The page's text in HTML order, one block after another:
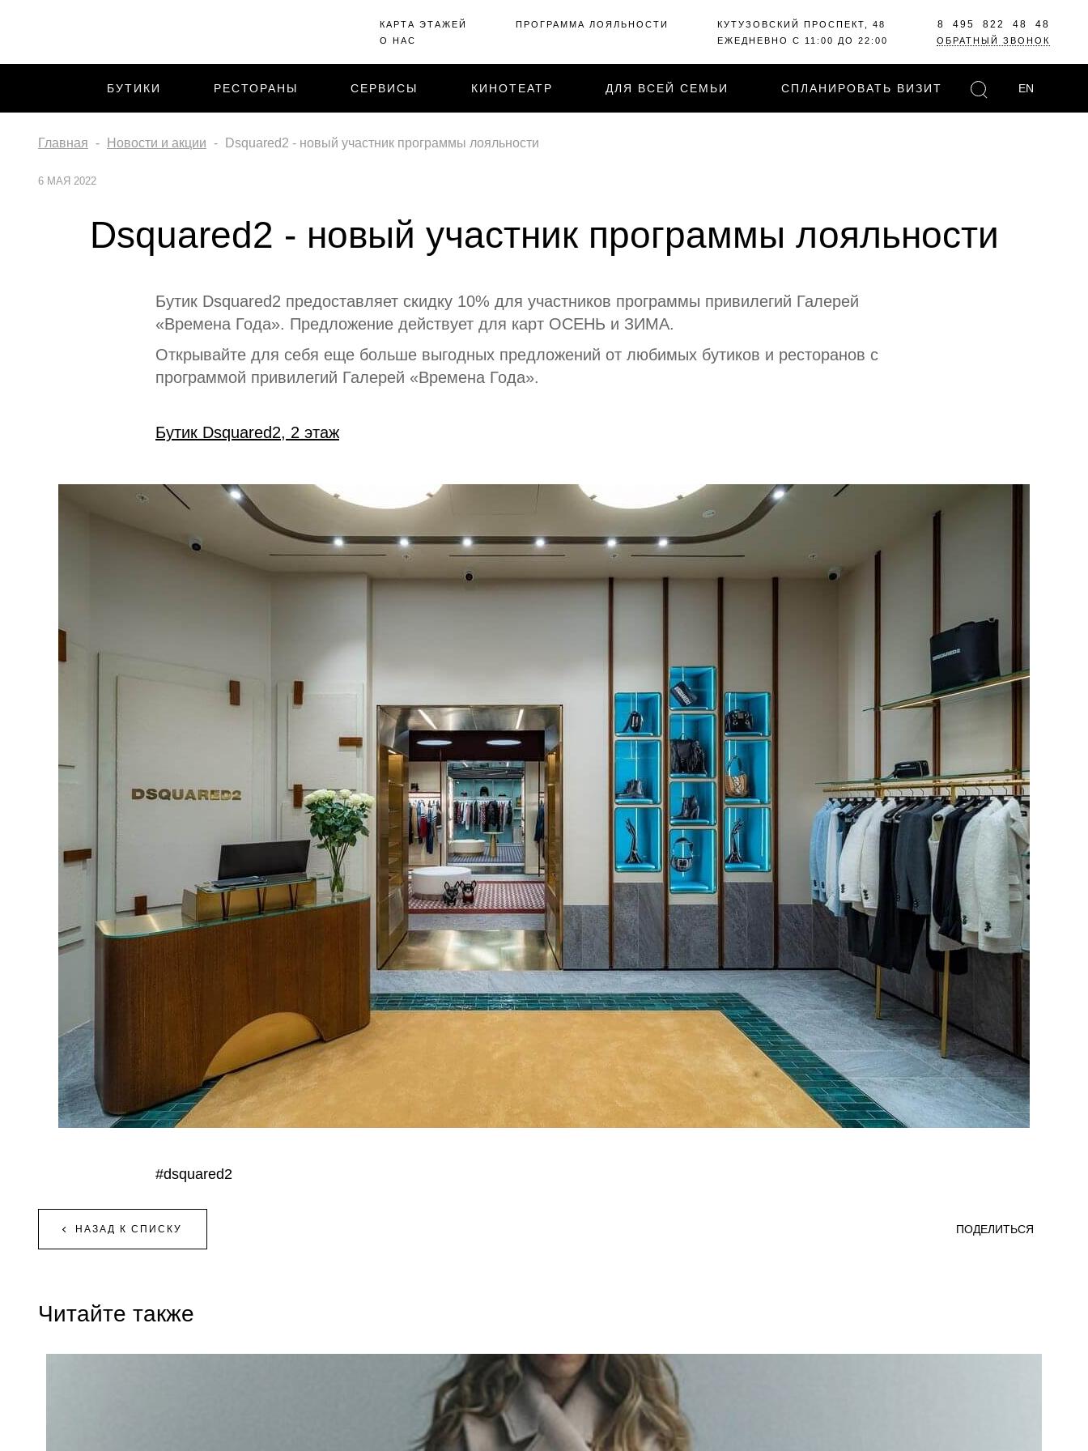
КАРТА ЭТАЖЕЙ
О НАС
ПРОГРАММА ЛОЯЛЬНОСТИ
КУТУЗОВСКИЙ ПРОСПЕКТ, 48
ЕЖЕДНЕВНО С 11:00 ДО 22:00
8 495 822 48 48
ОБРАТНЫЙ ЗВОНОК
БУТИКИ РЕСТОРАНЫ СЕРВИСЫ КИНОТЕАТР ДЛЯ ВСЕЙ СЕМЬИ СПЛАНИРОВАТЬ ВИЗИТ EN
Главная Новости и акции Dsquared2 - новый участник программы лояльности
6 МАЯ 2022
Dsquared2 - новый участник программы лояльности
Бутик Dsquared2 предоставляет скидку 10% для участников программы привилегий Галерей
«Времена Года». Предложение действует для карт ОСЕНЬ и ЗИМА.
Открывайте для себя еще больше выгодных предложений от любимых бутиков и ресторанов c
программой привилегий Галерей «Времена Года».
Бутик Dsquared2, 2 этаж
#dsquared2
НАЗАД К СПИСКУ ПОДЕЛИТЬСЯ
Читайте также